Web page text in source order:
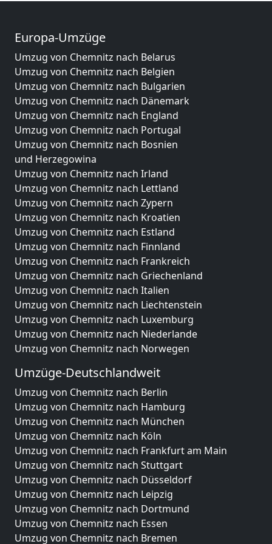
Europa-Umzüge
Umzug von Chemnitz nach Belarus
Umzug von Chemnitz nach Belgien
Umzug von Chemnitz nach Bulgarien
Umzug von Chemnitz nach Dänemark
Umzug von Chemnitz nach England
Umzug von Chemnitz nach Portugal
Umzug von Chemnitz nach Bosnien
und Herzegowina
Umzug von Chemnitz nach Irland
Umzug von Chemnitz nach Lettland
Umzug von Chemnitz nach Zypern
Umzug von Chemnitz nach Kroatien
Umzug von Chemnitz nach Estland
Umzug von Chemnitz nach Finnland
Umzug von Chemnitz nach Frankreich
Umzug von Chemnitz nach Griechenland
Umzug von Chemnitz nach Italien
Umzug von Chemnitz nach Liechtenstein
Umzug von Chemnitz nach Luxemburg
Umzug von Chemnitz nach Niederlande
Umzug von Chemnitz nach Norwegen
Umzüge-Deutschlandweit
Umzug von Chemnitz nach Berlin
Umzug von Chemnitz nach Hamburg
Umzug von Chemnitz nach München
Umzug von Chemnitz nach Köln
Umzug von Chemnitz nach Frankfurt am Main
Umzug von Chemnitz nach Stuttgart
Umzug von Chemnitz nach Düsseldorf
Umzug von Chemnitz nach Leipzig
Umzug von Chemnitz nach Dortmund
Umzug von Chemnitz nach Essen
Umzug von Chemnitz nach Bremen